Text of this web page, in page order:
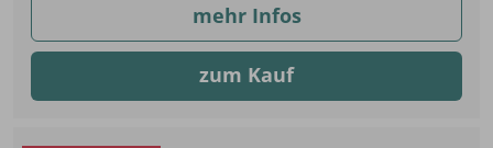
mehr Infos
zum Kauf